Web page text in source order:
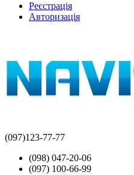
Реєстрація
Авторизація
(097)123-77-77
(098) 047-20-06
(097) 100-66-99